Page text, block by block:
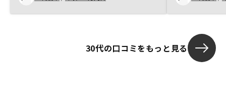
ました。手続きまでの流れもスムーズに柔
軟に対応していただけて助かりました。
を聞機体会社
シミュレーシ
については理
や減価償却な
まり話になか
30代の口コミをもっと見る